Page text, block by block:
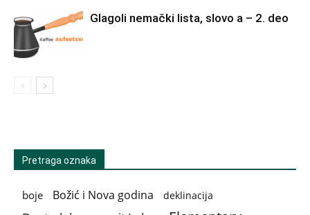
Glagoli nemački lista, slovo a – 2. deo
Pretraga oznaka
boje Božić i Nova godina deklinacija